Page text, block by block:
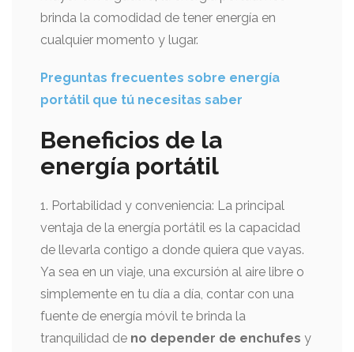
brinda la comodidad de tener energía en
cualquier momento y lugar.
Preguntas frecuentes sobre energía
portátil que tú necesitas saber
Beneficios de la
energía portátil
1. Portabilidad y conveniencia: La principal
ventaja de la energía portátil es la capacidad
de llevarla contigo a donde quiera que vayas.
Ya sea en un viaje, una excursión al aire libre o
simplemente en tu día a día, contar con una
fuente de energía móvil te brinda la
tranquilidad de no depender de enchufes y